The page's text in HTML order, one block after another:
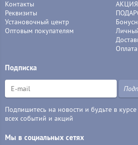
Контакты
Реквизиты
Установочный центр
Оптовым покупателям
Оплата
Подписка
Подпишитесь на новости и будьте в курсе
всех событий и акций
Мы в социальных сетях